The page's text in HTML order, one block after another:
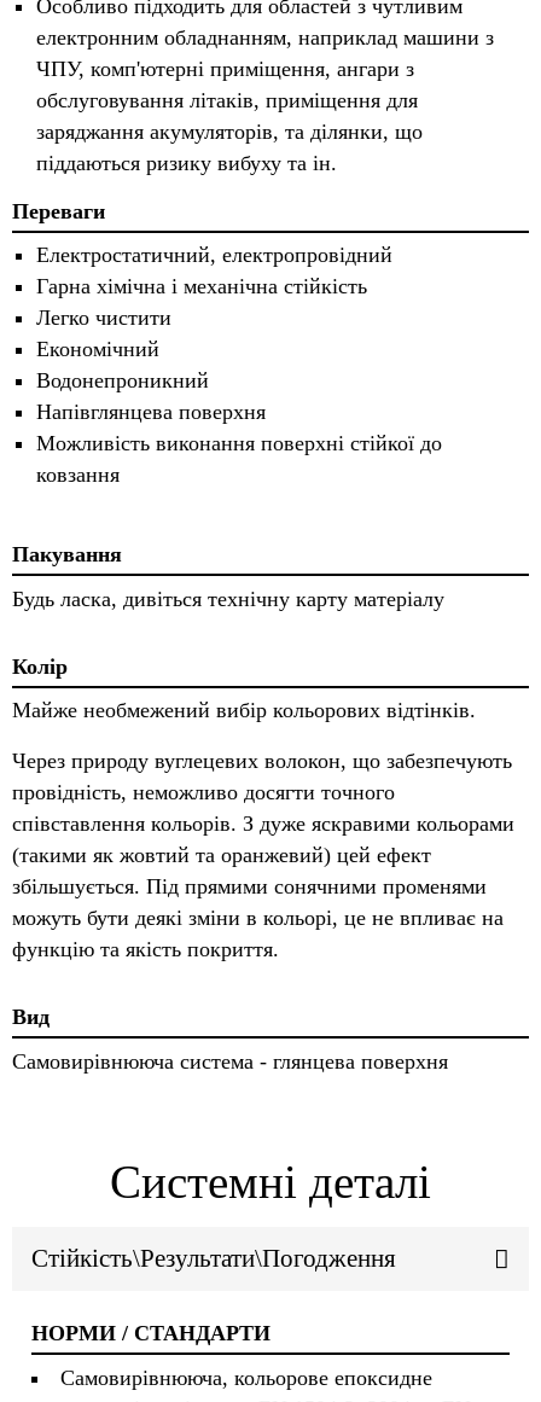
Особливо підходить для областей з чутливим
електронним обладнанням, наприклад машини з
ЧПУ, комп'ютерні приміщення, ангари з
обслуговування літаків, приміщення для
заряджання акумуляторів, та ділянки, що
піддаються ризику вибуху та ін.
Переваги
Електростатичний, електропровідний
Гарна хімічна і механічна стійкість
Легко чистити
Економічний
Водонепроникний
Напівглянцева поверхня
Можливість виконання поверхні стійкої до
ковзання
Пакування
Будь ласка, дивіться технічну карту матеріалу
Колір
Майже необмежений вибір кольорових відтінків.
Через природу вуглецевих волокон, що забезпечують
провідність, неможливо досягти точного
співставлення кольорів. З дуже яскравими кольорами
(такими як жовтий та оранжевий) цей ефект
збільшується. Під прямими сонячними променями
можуть бути деякі зміни в кольорі, це не впливає на
функцію та якість покриття.
Вид
Самовирівнююча система - глянцева поверхня
Системні деталі
Стійкість\Результати\Погодження
НОРМИ / СТАНДАРТИ
Самовирівнююча, кольорове епоксидне